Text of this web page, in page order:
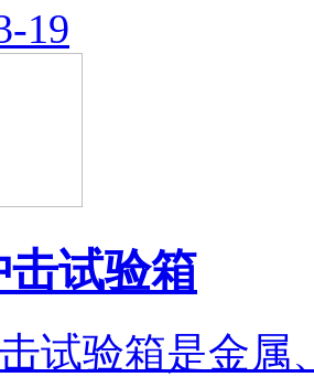
19
击试验箱
试验箱是金属